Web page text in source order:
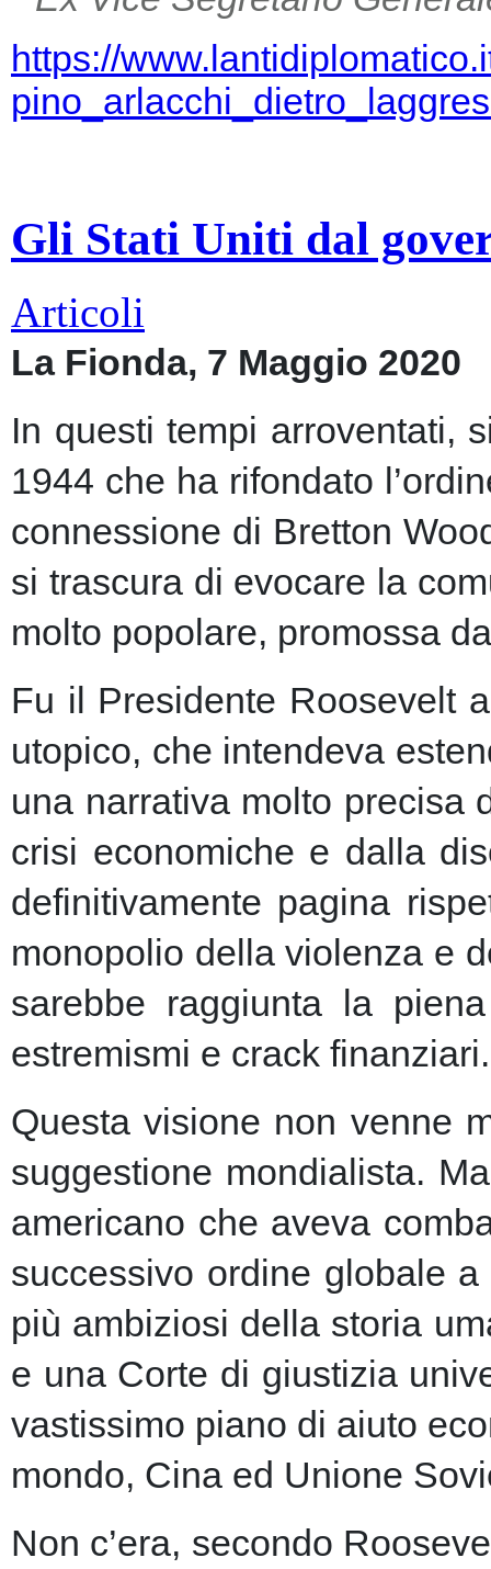
https://
Gli Stati Uniti dal
Articoli
La Fionda, 7 Maggio 2020
In questi tempi arroventati,
1944 che ha rifondato
connessione di Bretton
si trascura di evocare la
molto popolare, promossa
Fu il Presidente Roosevelt
utopico, che intendeva
una narrativa molto precisa
crisi economiche e dalla
definitivamente pagina
monopolio della violenza e
sarebbe raggiunta la
estremismi e crack finanziari.
Questa visione non venne
suggestione mondialista.
americano che aveva
successivo ordine globale
più ambiziosi della storia
e una Corte di giustizia
vastissimo piano di aiuto
mondo, Cina ed Unione
Non c’era, secondo